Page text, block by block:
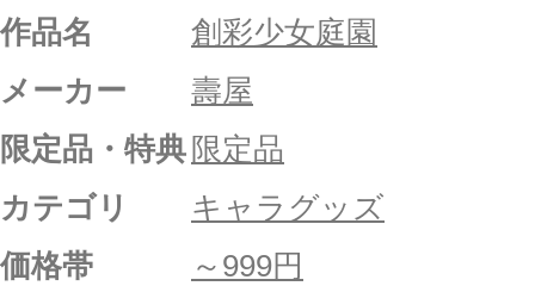
作品名
創彩少女庭園
メーカー
壽屋
限定品・特典 限定品
カテゴリ
キャラグッズ
価格帯
～999円